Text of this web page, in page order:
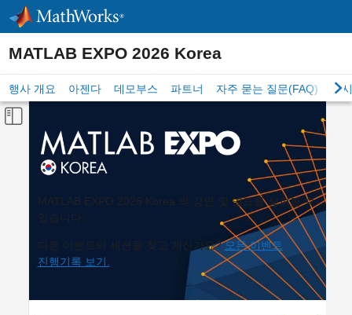
Skip to content
MATLAB EXPO 2026 Korea
행사 개요 아젠다 데모부스 파트너 자주 묻는 질문(FAQ) 다
Off-Canvas Navigation Menu Toggle
MATLAB EXPO 2026 Korea 의 강연 및 발표를 살펴볼 수
있습니다.
다른 이벤트의 세션을 찾고 계신가요?모든 이벤트
진행기록 보기.